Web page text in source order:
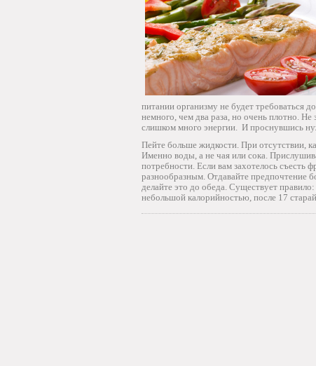
питании организму не будет требоваться
немного, чем два раза, но очень плотно. Не
слишком много энергии. И проснувшись
Пейте больше жидкости. При отсутствии,
Именно воды, а не чая или сока.
потребности. Если вам захотелось съесть
разнообразным. Отдавайте предпочтение
делайте это до обеда. Существует
небольшой калорийностью, после 17